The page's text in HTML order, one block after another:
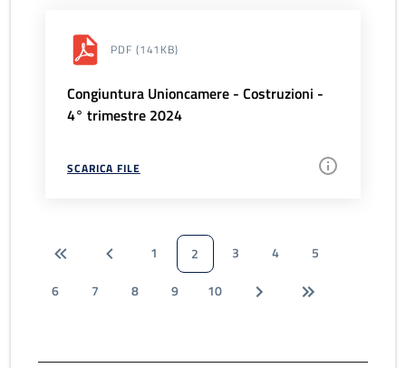
PDF (141KB)
Congiuntura Unioncamere - Costruzioni -
4° trimestre 2024
SCARICA FILE
1 2 3 4
5
6
7 8 9 10